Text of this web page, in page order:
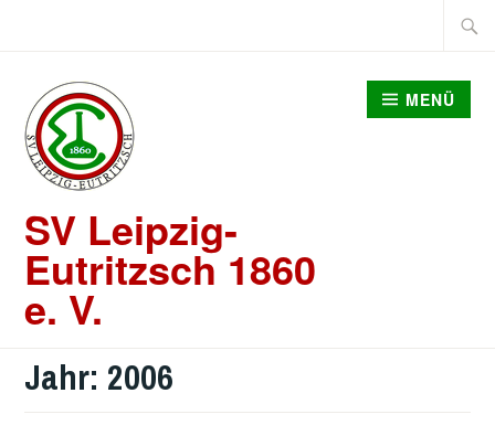
springen
Suche
SV Leipzig-
Eutritzsch 1860
e. V.
MENÜ
Jahr: 2006